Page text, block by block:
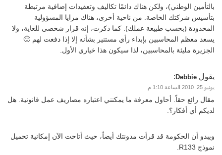
بالتأمين الوطني)، ولكن هناك دائمًا تكاليف وتعقيدات إضافية مرتبطة
بتأسيس شركتك الخاصة. من ناحية أخرى، هناك مزايا المسؤولية
المحدودة (بحسب طبيعة عملك). كما ذكرت، إنه قرار شخصي للغاية، ولا
يسعد معظم المحاسبين بإبداء رأي مستنير بشأنه إلا إذا دفعت لهم 🙂
الجزيرة مليئة بالمحاسبين، لذا سيكون هذا خياري الأول.
يقول Debbie
:
يونيو 25, 2010 الساعة 1:10 م
مقال رائع حقاً. أحاول معرفة ما يمكنني اعتباره مصاريف عمل قانونية. هل
لديكم أي أفكار؟.
ويبدو أن الحكومة قد قرأت مدونتك أيضاً، حيث أتاحت الآن إمكانية تحميل
نموذج R133.